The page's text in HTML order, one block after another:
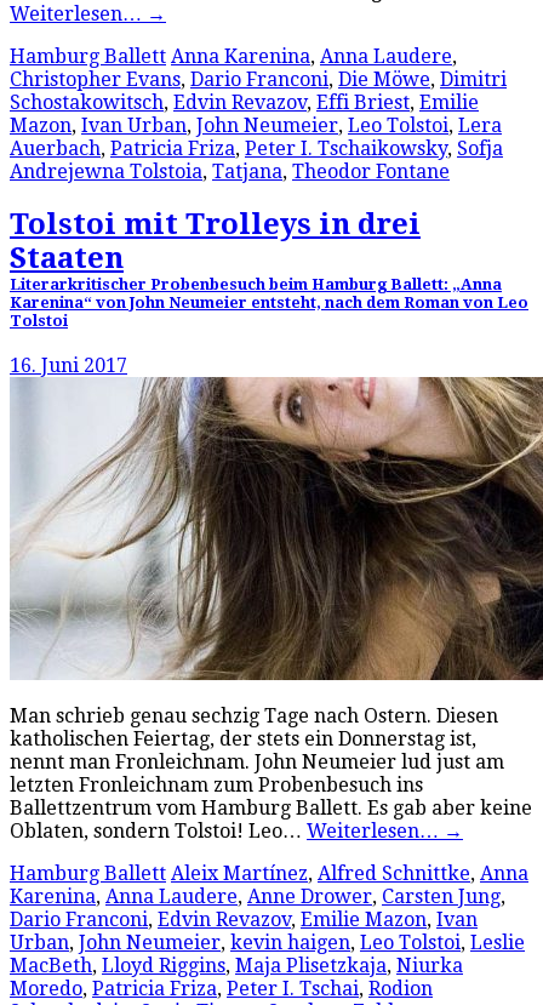
Weiterlesen… →
Hamburg Ballett Anna Karenina, Anna Laudere,
Christopher Evans, Dario Franconi, Die Möwe, Dimitri
Schostakowitsch, Edvin Revazov, Effi Briest, Emilie
Mazon, Ivan Urban, John Neumeier, Leo Tolstoi, Lera
Auerbach, Patricia Friza, Peter I. Tschaikowsky, Sofja
Andrejewna Tolstoia, Tatjana, Theodor Fontane
Tolstoi mit Trolleys in drei
Staaten
Literarkritischer Probenbesuch beim Hamburg Ballett: „Anna
Karenina“ von John Neumeier entsteht, nach dem Roman von Leo
Tolstoi
16. Juni 2017
Man schrieb genau sechzig Tage nach Ostern. Diesen
katholischen Feiertag, der stets ein Donnerstag ist,
nennt man Fronleichnam. John Neumeier lud just am
letzten Fronleichnam zum Probenbesuch ins
Ballettzentrum vom Hamburg Ballett. Es gab aber keine
Oblaten, sondern Tolstoi! Leo… Weiterlesen… →
Hamburg Ballett Aleix Martínez, Alfred Schnittke, Anna
Karenina, Anna Laudere, Anne Drower, Carsten Jung,
Dario Franconi, Edvin Revazov, Emilie Mazon, Ivan
Urban, John Neumeier, kevin haigen, Leo Tolstoi, Leslie
MacBeth, Lloyd Riggins, Maja Plisetzkaja, Niurka
Moredo, Patricia Friza, Peter I. Tschai, Rodion